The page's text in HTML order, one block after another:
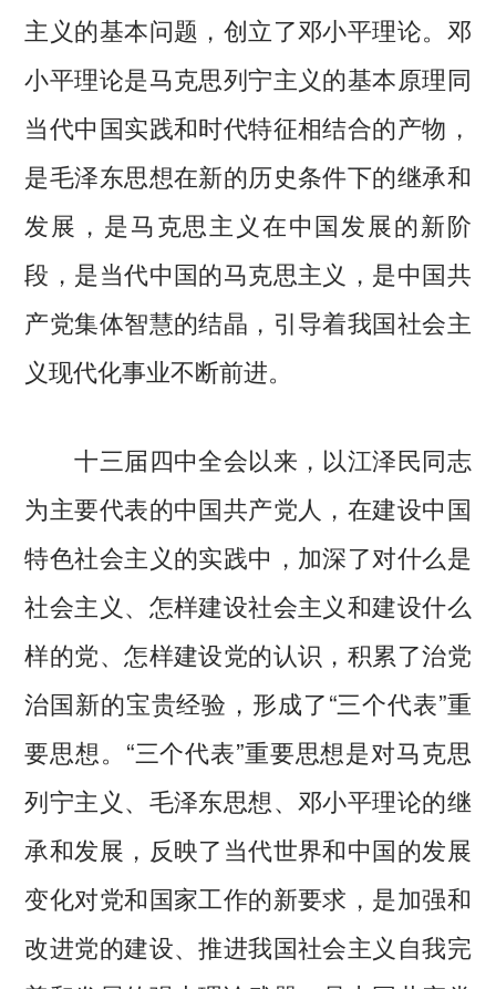
主义的基本问题，创立了邓小平理论。邓
小平理论是马克思列宁主义的基本原理同
当代中国实践和时代特征相结合的产物，
是毛泽东思想在新的历史条件下的继承和
发展，是马克思主义在中国发展的新阶
段，是当代中国的马克思主义，是中国共
产党集体智慧的结晶，引导着我国社会主
义现代化事业不断前进。
十三届四中全会以来，以江泽民同志
为主要代表的中国共产党人，在建设中国
特色社会主义的实践中，加深了对什么是
社会主义、怎样建设社会主义和建设什么
样的党、怎样建设党的认识，积累了治党
治国新的宝贵经验，形成了“三个代表”重
要思想。“三个代表”重要思想是对马克思
列宁主义、毛泽东思想、邓小平理论的继
承和发展，反映了当代世界和中国的发展
变化对党和国家工作的新要求，是加强和
改进党的建设、推进我国社会主义自我完